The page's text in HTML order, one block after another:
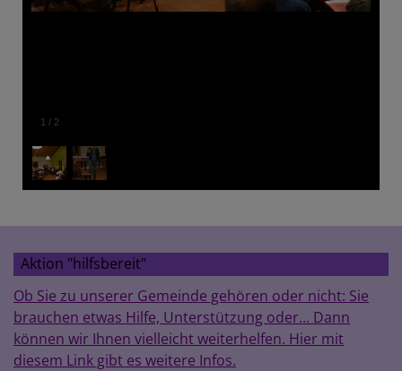
1 / 2
Aktion "hilfsbereit"
Ob Sie zu unserer Gemeinde gehören oder nicht: Sie
brauchen etwas Hilfe, Unterstützung oder... Dann
können wir Ihnen vielleicht weiterhelfen. Hier mit
diesem Link gibt es weitere Infos.